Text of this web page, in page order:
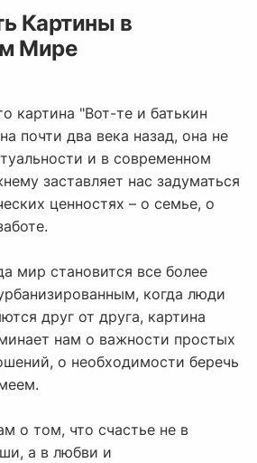
Картины в
Мире
картина "Вот-те и батькин
почти два века назад, она не
и в современном
заставляет нас задуматься
ценностях – о семье, о
мир становится все более
когда люди
друг от друга, картина
нам о важности простых
о необходимости беречь
о том, что счастье не в
а в любви и